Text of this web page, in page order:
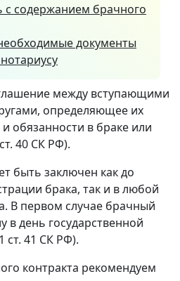
с содержанием брачного
документы
между вступающими
определяющее их
обязанности в браке или
40 СК РФ).
быть заключен как до
брака, так и в любой
В первом случае брачный
в день государственной
ст. 41 СК РФ).
контракта рекомендуем